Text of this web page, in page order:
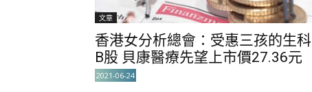
文章
香港女分析總會：受惠三孩的生科
B股 貝康醫療先望上市價27.36元
2021-06-24